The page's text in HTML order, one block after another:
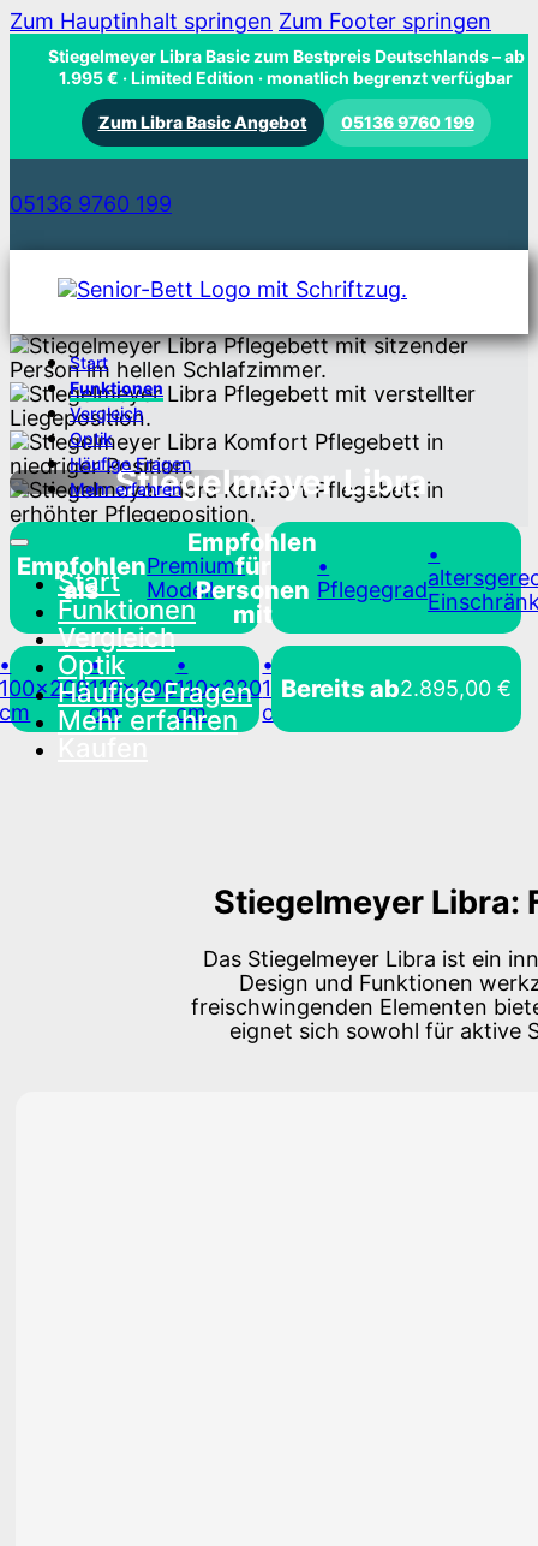
Zum Hauptinhalt springen Zum Footer springen
Stiegelmeyer Libra Basic zum Bestpreis Deutschlands– ab
1.995 € · Limited Edition · monatlich begrenzt verfügbar
Zum Libra Basic Angebot 05136 9760 199
05136 9760 199
Start
Funktionen
Vergleich
Optik
Häufige Fragen
Mehr erfahren
Start
Funktionen
Vergleich
Optik
Häufige Fragen
Mehr erfahren
Stiegelmeyer Libra
Empfohlen
als
Premium-
Modell
Empfohlen
für
Personen
mit
•
Pflegegrad
•
•
100×200
cm
•
110×200
cm
•
110×220
cm
•
100×220
cm
90×220
Bereits ab2.895,00 €
Stiegelmeyer Libra:
Das Stiegelmeyer Libra ist ein
Design und Funktionen
freischwingenden Elementen
eignet sich sowohl für aktive